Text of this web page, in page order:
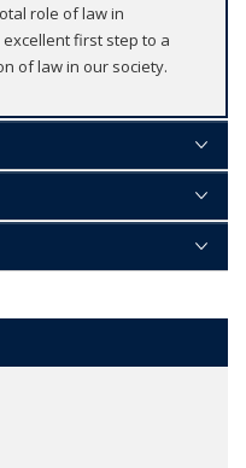
role of law in
first step to a
of law in our society.